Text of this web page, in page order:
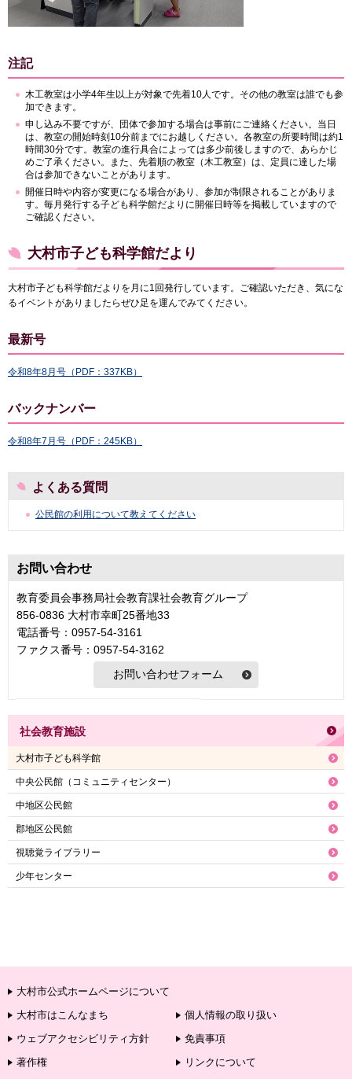
注記
木工教室は小学4年生以上が対象で先着10人です。その他の教室は誰でも参
加できます。
申し込み不要ですが、団体で参加する場合は事前にご連絡ください。当日
は、教室の開始時刻10分前までにお越しください。各教室の所要時間は約1
時間30分です。教室の進行具合によっては多少前後しますので、あらかじ
めご了承ください。また、先着順の教室（木工教室）は、定員に達した場
合は参加できないことがあります。
開催日時や内容が変更になる場合があり、参加が制限されることがありま
す。毎月発行する子ども科学館だよりに開催日時等を掲載していますので
ご確認ください。
大村市子ども科学館だより
大村市子ども科学館だよりを月に1回発行しています。ご確認いただき、気にな
るイベントがありましたらぜひ足を運んでみてください。
最新号
令和8年8月号（PDF：337KB）
バックナンバー
令和8年7月号（PDF：245KB）
よくある質問
公民館の利用について教えてください
お問い合わせ
教育委員会事務局社会教育課社会教育グループ
856-0836 大村市幸町25番地33
電話番号：0957-54-3161
ファクス番号：0957-54-3162
社会教育施設
大村市子ども科学館
中央公民館（コミュニティセンター）
中地区公民館
郡地区公民館
視聴覚ライブラリー
少年センター
大村市公式ホームページについて
大村市はこんなまち
個人情報の取り扱い
ウェブアクセシビリティ方針
免責事項
著作権
リンクについて